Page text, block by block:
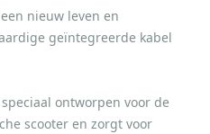
nieuw leven en
geïntegreerde kabel
ontworpen voor de
scooter en zorgt voor